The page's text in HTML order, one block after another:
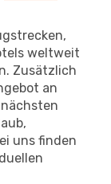
weltweit
Zusätzlich
an
uns finden